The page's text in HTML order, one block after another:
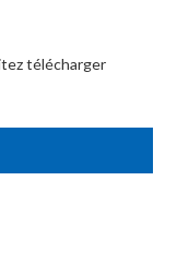
télécharger